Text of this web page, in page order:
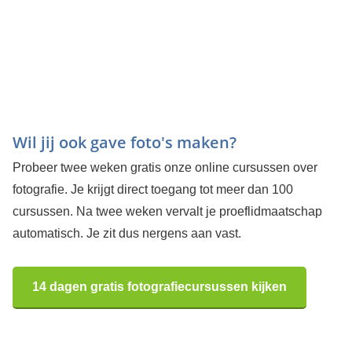
Wil jij ook gave foto's maken?
Probeer twee weken gratis onze online cursussen over
fotografie. Je krijgt direct toegang tot meer dan 100
cursussen. Na twee weken vervalt je proeflidmaatschap
automatisch. Je zit dus nergens aan vast.
14 dagen gratis fotografiecursussen kijken